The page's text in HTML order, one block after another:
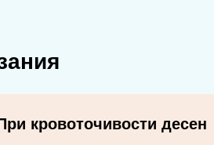
кровоточивости десен